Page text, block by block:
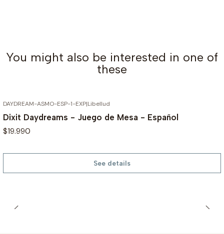
You might also be interested in one of
these
DAYDREAM-ASMO-ESP-1-EXP|Libellud
Dixit Daydreams - Juego de Mesa - Español
$19.990
See details